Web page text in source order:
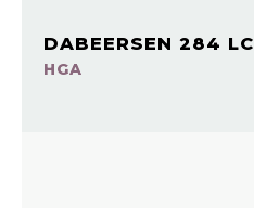
DABEERSEN 284 LC
HGA